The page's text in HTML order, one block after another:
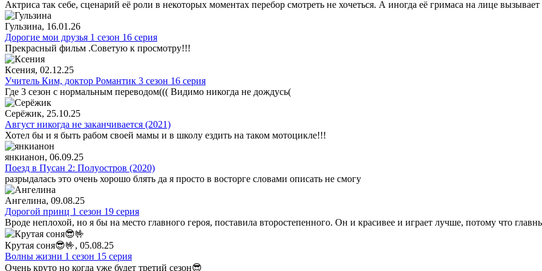
Актриса так себе, сценарий её роли в некоторых моментах перебор смотреть не хочеться. А иногда её гримаса на лице вызывает
Гульзина, 16.01.26
Дорогие мои друзья 1 сезон 16 серия
Прекрасный фильм .Советую к просмотру!!!
Ксения, 02.12.25
Учитель Ким, доктор Романтик 3 сезон 16 серия
Где 3 сезон с нормальным переводом((( Видимо никогда не дождусь(
Серёжик, 25.10.25
Август никогда не заканчивается (2021)
Хотел бы и я быть рабом своей мамы и в школу ездить на таком мотоцикле!!!
янкианон, 06.09.25
Поезд в Пусан 2: Полуостров (2020)
разрыдалась это очень хорошо блять да я просто в восторге словами описать не смогу
Ангелина, 09.08.25
Дорогой принц 1 сезон 19 серия
Вроде неплохой, но я бы на место главного героя, поставила второстепенного. Он и красивее и играет лучше, потому что
Крутая соня😎🤟, 05.08.25
Волны жизни 1 сезон 15 серия
Очень круто но когда уже будет третий сезон😎